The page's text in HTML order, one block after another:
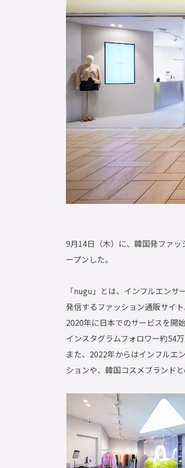
9月14日（木）に、韓国発ファ
ープンした。
「nugu」とは、インフルエン
発信するファッション通販サイト
2020年に日本でのサービスを開
インスタグラムフォロワー約54万
また、2022年からはインフルエ
ションや、韓国コスメブランド